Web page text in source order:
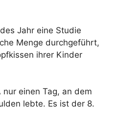
Jahr eine Studie
Menge durchgeführt,
ihrer Kinder
einen Tag, an dem
lebte. Es ist der 8.